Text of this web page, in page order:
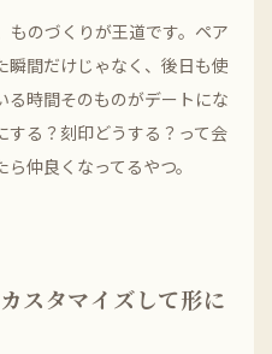
ものづくりが王道です。ペア
瞬間だけじゃなく、後日も使
る時間そのものがデートにな
する？刻印どうする？って会
仲良くなってるやつ。
スタマイズして形に